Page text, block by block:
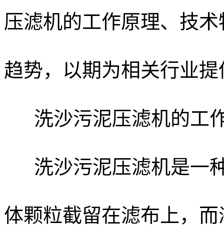
压滤机的工作原理、技
趋势，以期为相关行业
洗沙污泥压滤机的工
洗沙污泥压滤机是一
体颗粒截留在滤布上，